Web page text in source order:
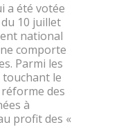
a été votée
10 juillet
national
comporte
Parmi les
le
des
à
profit des «